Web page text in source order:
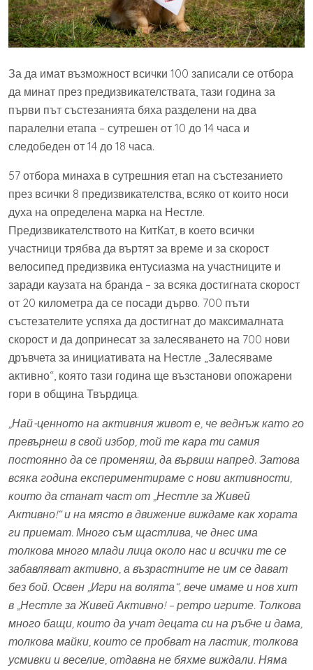
За да имат възможност всички 100 записали се отбора
да минат през предизвикателствата, тази година за
първи път състезанията бяха разделени на два
паралелни етапа – сутрешен от 10 до 14 часа и
следобеден от 14 до 18 часа.
57 отбора минаха в сутрешния етап на състезанието
през всички 8 предизвикателства, всяко от които носи
духа на определена марка на Нестле.
Предизвикателството на КитКат, в което всички
участници трябва да въртят за време и за скорост
велосипед предизвика ентусиазма на участниците и
заради каузата на бранда – за всяка достигната скорост
от 20 километра да се посади дърво. 700 пъти
състезателите успяха да достигнат до максималната
скорост и да допринесат за залесяването на 700 нови
дръвчета за инициативата на Нестле „Залесяваме
активно“, която тази година ще възстанови опожарени
гори в община Твърдица.
„Най-ценното на активния живот е, че веднъж като го
превърнеш в свой избор, той те кара ти самия
постоянно да се променяш, да вървиш напред. Затова
всяка година експериментираме с нови активности,
които да станат част от „Нестле за Живей
Активно!“ и на място в движение виждаме как хората
ги приемат. Много съм щастлива, че днес има
толкова много млади лица около нас и всички те се
забавляват активно, а възрастните не им се дават
без бой. Освен „Игри на волята“, вече имаме и нов хит
в „Нестле за Живей Активно! – ретро игрите. Толкова
много бащи, които да учат децата си на ръбче и дама,
толкова майки, които се пробват на ластик, толкова
усмивки и веселие, отдавна не бяхме виждали. Няма